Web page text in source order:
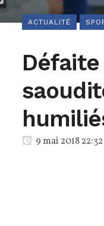
ACTUALITÉ
Défaite
9 mai 2018 22:32